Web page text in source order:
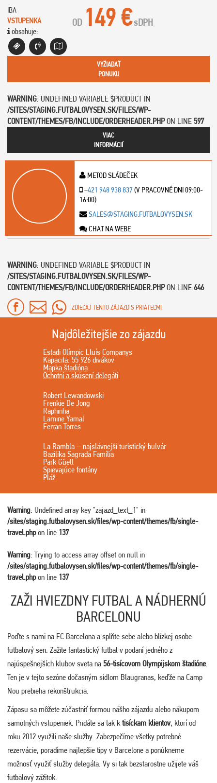
IBA
VSTUPENKA
obsahuje:
OD 149 €sDPH
VYŽIADAŤ
PONUKU
WARNING: UNDEFINED VARIABLE $PRODUCT IN
/SITES/STAGING.FUTBALOVYSEN.SK/FILES/WP-
CONTENT/THEMES/FB/INCLUDE/ORDERHEADER.PHPON LINE 597
VIAC
INFORMÁCIÍ
METOD SLÁDEČEK
+421 948 938 837(V PRACOVNÉ DNI 09:00-
16:00)
SALES@STAGING.FUTBALOVYSEN.SK
CHAT NA WEBE
WARNING: UNDEFINED VARIABLE $PRODUCT IN
/SITES/STAGING.FUTBALOVYSEN.SK/FILES/WP-
CONTENT/THEMES/FB/INCLUDE/ORDERHEADER.PHPON LINE 646
ZDIEĽAJ TENTO ZÁJAZD S PRIATEĽMI
Najdôležitejšie zo zájazdu
Estadi Olímpic Lluís Companys
Kapacita: 55 926 divákov
Mapka štadióna
Ochotní a skúsení delegáti
Robert Lewandowski
Frenkie De Jong
Raphinha
Lamine Yamal
Ferran Torres
La Rambla – najslávnejší turistický bulvár
Bazilika Sagrada Família
Park Güell
Spievajúce fontány
Pláž
Warning: Undefined array key "zajazd_text_1" in
/sites/staging.futbalovysen.sk/files/wp-content/themes/fb/single-
travel.phpon line 137
Warning: Trying to access array offset on null in
/sites/staging.futbalovysen.sk/files/wp-content/themes/fb/single-
travel.phpon line 137
ZAŽI HVIEZDNY FUTBAL A NÁDHERNÚ
BARCELONU
Poďte s nami na FC Barcelona a splňte sebe alebo blízkej osobe
futbalový sen. Zažite fantastický futbal v podaní jedného z
najúspešnejších klubov sveta na 56-tisícovom Olympijskom štadióne.
Ten je v tejto sezóne dočasným sídlom Blaugranas, keďže na Camp
Nou prebieha rekonštrukcia.
Zápasu sa môžete zúčastniť formou nášho zájazdu alebo nákupom
samotných vstupeniek. Pridáte sa tak ktisíckam klientov, ktorí od
roku 2012 využili naše služby. Zabezpečíme všetky potrebné
rezervácie, poradíme najlepšie tipy v Barcelone a ponúkneme
možnosť využiť služby delegáta. Vy si tak bezstarostne užijete váš
futbalový zážitok.